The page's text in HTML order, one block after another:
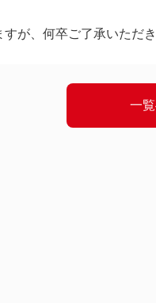
が、何卒ご了承いただ
一